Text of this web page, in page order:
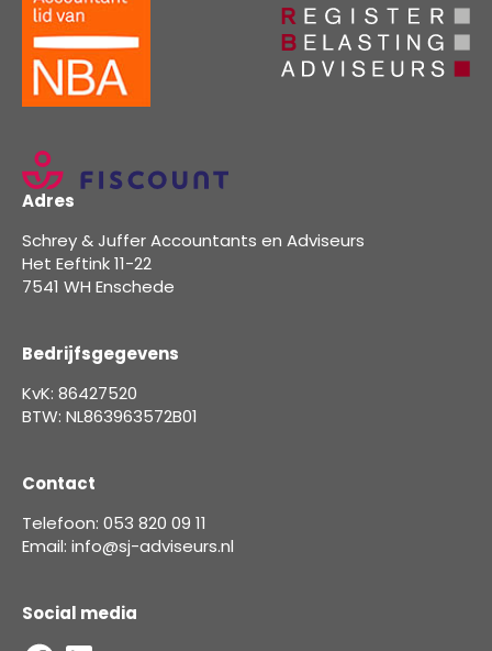
Adres
Schrey & Juffer Accountants en Adviseurs
Het Eeftink 11-22
7541 WH Enschede
Bedrijfsgegevens
KvK: 86427520
BTW: NL863963572B01
Contact
Telefoon: 053 820 09 11
Email: info@sj-adviseurs.nl
Social media